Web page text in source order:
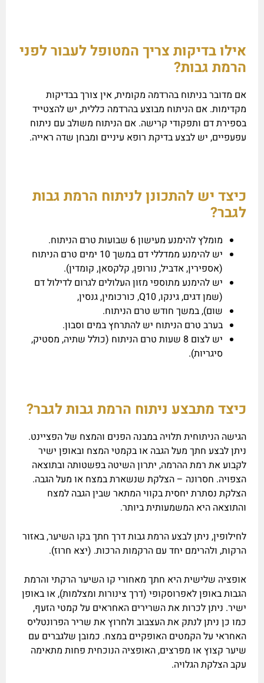
אילו בדיקות צריך המטופל לעבור לפני
הרמת גבות?
אם מדובר בניתוח בהרדמה מקומית, אין צורך בבדיקות
מקדימות. אם הניתוח מבוצע בהרדמה כללית, יש להצטייד
בספירת דם ותפקודי קרישה. אם הניתוח משולב עם ניתוח
עפעפיים, יש לבצע בדיקת רופא עיניים ומבחן שדה ראייה.
כיצד יש להתכונן לניתוח הרמת גבות
לגבר?
מומלץ להימנע מעישון 6 שבועות טרם הניתוח.
יש להימנע ממדללי דם במשך 10 ימים טרם הניתוח
(אספירין, אדביל, נורופן, קלקסאן, קומדין).
יש להימנע מתוספי מזון העלולים לגרום לדילול דם
(שמן דגים, גינקו, Q10, כורכומין, גנסין,
שום), במשך חודש טרם הניתוח.
בערב טרם הניתוח יש להתרחץ במים וסבון.
יש לצום 8 שעות טרם הניתוח (כולל שתיה, מסטיק,
סיגריות).
כיצד מתבצע ניתוח הרמת גבות לגבר?
הגישה הניתוחית תלויה במבנה הפנים והמצח של הפציינט.
ניתן לבצע חתך מעל הגבה או בקמטי המצח ובאופן ישיר
לקבוע את רמת ההרמה, יתרון השיטה בפשטותה ובתוצאה
הצפויה. חסרונה – הצלקת שנשארת במצח או מעל הגבה.
הצלקת נסתרת יחסית בקווי המתאר שבין הגבה למצח
והתוצאה היא המשמעותית ביותר.
לחילופין, ניתן לבצע הרמת גבות דרך חתך בקו השיער, באזור
הרקות, ולהרימם יחד עם הרקמות הרכות. (יצא חרוז).
אופציה שלישית היא חתך מאחורי קו השיער הרקתי והרמת
הגבות באופן לאפרוסקופי (דרך צינורות ומצלמות), או באופן
ישיר. ניתן לכרות את השרירים האחראים על קמטי הזעף,
כמו כן ניתן לנתק את העצבוב ולחרוץ את שריר הפרונטליס
האחראי על הקמטים האופקיים במצח. כמובן שלגברים עם
שיער קצוץ או מפרצים, האופציה הנוכחית פחות מתאימה
עקב הצלקת הגלויה.